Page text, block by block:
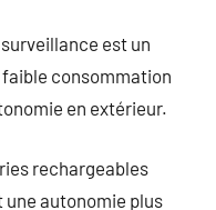
est un
consommation
en extérieur.
rechargeables
autonomie plus